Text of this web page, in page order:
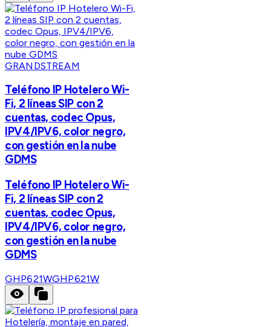
GRANDSTREAM
Teléfono IP Hotelero Wi-
Fi, 2 líneas SIP con 2
cuentas, codec Opus,
IPV4/IPV6, color negro,
con gestión en la nube
GDMS
Teléfono IP Hotelero Wi-
Fi, 2 líneas SIP con 2
cuentas, codec Opus,
IPV4/IPV6, color negro,
con gestión en la nube
GDMS
GHP621WGHP621W